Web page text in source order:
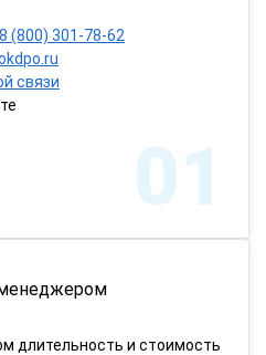
8 (800) 301-78-62
связи
01
длительность и стоимость